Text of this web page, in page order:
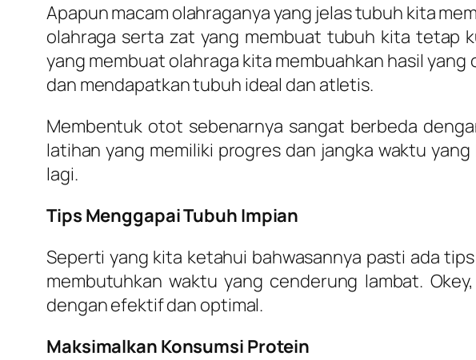
Apapun macam olahraganya yang jelas tubuh kita
olahraga serta zat yang membuat tubuh kita tetap
yang membuat olahraga kita membuahkan hasil
dan mendapatkan tubuh ideal dan atletis.
Membentuk otot sebenarnya sangat berbeda
latihan yang memiliki progres dan jangka waktu
lagi.
Tips Menggapai Tubuh Impian
Seperti yang kita ketahui bahwasannya pasti ada
membutuhkan waktu yang cenderung lambat.
dengan efektif dan optimal.
Maksimalkan Konsumsi Protein